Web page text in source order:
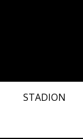
STADION